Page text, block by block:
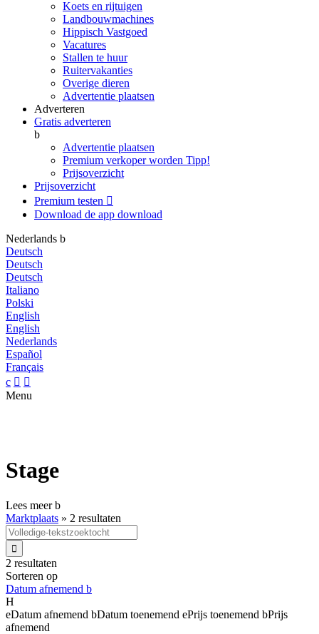
Koets en rijtuigen
Landbouwmachines
Hippisch Vastgoed
Vacatures
Stallen te huur
Ruitervakanties
Overige dieren
Advertentie plaatsen
Adverteren
Gratis adverteren
b
Advertentie plaatsen
Premium verkoper worden Tipp!
Prijsoverzicht
Prijsoverzicht
Premium testen 
Download de app download
Nederlands b
Deutsch
Deutsch
Deutsch
Italiano
Polski
English
English
Nederlands
Español
Français
c  
Menu
Stage
Lees meerb
Marktplaats » 2 resultaten

2 resultaten
Sorteren op
Datum afnemend b
H
eDatum afnemend bDatum toenemend ePrijs toenemend bPrijs
afnemend